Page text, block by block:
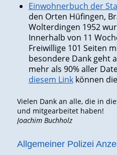
Einwohnerbuch der
den Orten Hüfingen,
Wolterdingen 1952
Innerhalb von 11
Freiwillige 101 Seiten
besondere Dank geht
mehr als 90% aller
diesem Linkkönnen
Vielen Dank an alle, die in
und mitgearbeitet haben!
Joachim Buchholz
Allgemeiner Polizei